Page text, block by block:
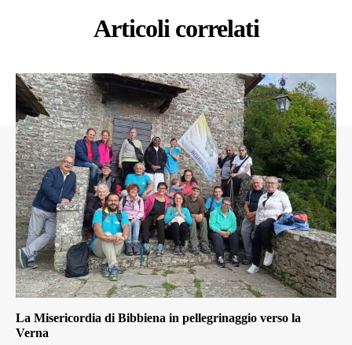
Articoli correlati
La Misericordia di Bibbiena in pellegrinaggio verso la
Verna